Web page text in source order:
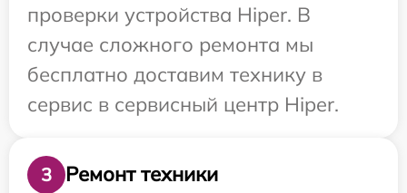
проверки устройства Hiper. В
случае сложного ремонта мы
бесплатно доставим технику в
сервис в сервисный центр Hiper.
3 Ремонт техники